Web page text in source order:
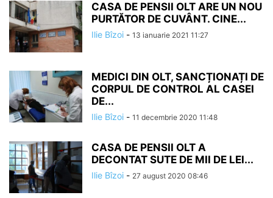
CASA DE PENSII OLT ARE UN NOU
PURTĂTOR DE CUVÂNT. CINE...
Ilie Bîzoi - 13 ianuarie 2021 11:27
MEDICI DIN OLT, SANCȚIONAȚI DE
CORPUL DE CONTROL AL CASEI
DE...
Ilie Bîzoi - 11 decembrie 2020 11:48
CASA DE PENSII OLT A
DECONTAT SUTE DE MII DE LEI...
Ilie Bîzoi - 27 august 2020 08:46